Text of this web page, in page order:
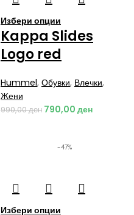
Избери опции
Kappa Slides
Logo red
Hummel, Обувки, Влечки,
Жени
990,00ден 790,00 ден
-47%
Избери опции